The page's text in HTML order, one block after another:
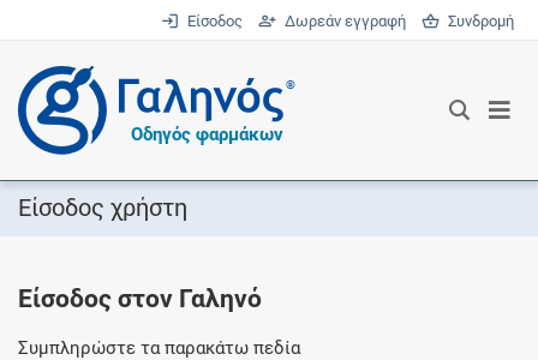
Είσοδος Δωρεάν εγγραφή Συνδρομή
®
Οδηγός φαρμάκων
Είσοδος χρήστη
Είσοδος στον Γαληνό
Συμπληρώστε τα παρακάτω πεδία